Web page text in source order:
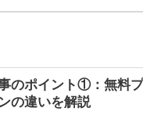
のポイント①：無料
の違いを解説